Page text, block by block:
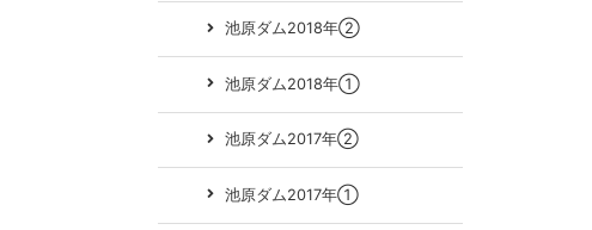
池原ダム2018年②
池原ダム2018年①
池原ダム2017年②
池原ダム2017年①